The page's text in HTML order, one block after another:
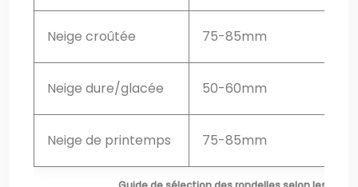
Neige croûtée 75-85mm
Neige dure/glacée 50-60mm
Neige de printemps 75-85mm